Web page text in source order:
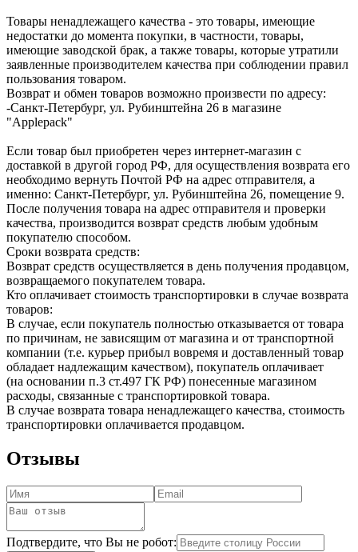
Товары ненадлежащего качества - это товары, имеющие
недостатки до момента покупки, в частности, товары,
имеющие заводской брак, а также товары, которые утратили
заявленные производителем качества при соблюдении правил
пользования товаром.
Возврат и обмен товаров возможно произвести по адресу:
-Санкт-Петербург, ул. Рубинштейна 26 в магазине
"Applepack"
Если товар был приобретен через интернет-магазин с
доставкой в другой город РФ, для осуществления возврата его
необходимо вернуть Почтой РФ на адрес отправителя, а
именно: Санкт-Петербург, ул. Рубинштейна 26, помещение 9.
После получения товара на адрес отправителя и проверки
качества, производится возврат средств любым удобным
покупателю способом.
Сроки возврата средств:
Возврат средств осуществляется в день получения продавцом,
возвращаемого покупателем товара.
Кто оплачивает стоимость транспортировки в случае возврата
товаров:
В случае, если покупатель полностью отказывается от товара
по причинам, не зависящим от магазина и от транспортной
компании (т.е. курьер прибыл вовремя и доставленный товар
обладает надлежащим качеством), покупатель оплачивает
(на основании п.3 ст.497 ГК РФ) понесенные магазином
расходы, связанные с транспортировкой товара.
В случае возврата товара ненадлежащего качества, стоимость
транспортировки оплачивается продавцом.
Отзывы
Подтвердите, что Вы не робот: